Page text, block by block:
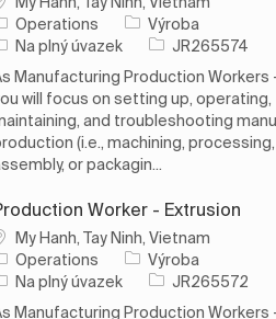
Operations
Kategorie
Výroba
Typ úlohy
Na plný úvazek ID úlohy
JR265574
Manufacturing Production Workers
will focus on setting up, operating,
and troubleshooting
(i.e., machining, processing,
or packagin...
Worker - Extrusion
My Hanh, Tay Ninh, Vietnam
Operations
Kategorie
Výroba
Typ úlohy
Na plný úvazek ID úlohy
JR265572
Manufacturing Production Workers